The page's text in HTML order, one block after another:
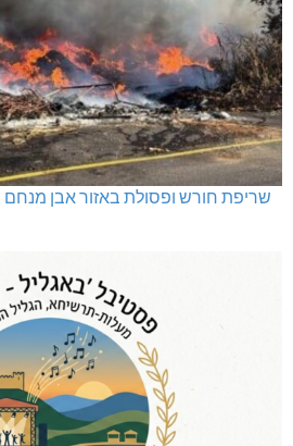
שריפת חורש ופסולת באזור אבן מנחם